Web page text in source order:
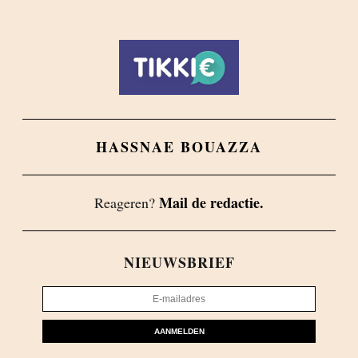
HASSNAE BOUAZZA
Reageren? Mail de redactie.
NIEUWSBRIEF
AANMELDEN